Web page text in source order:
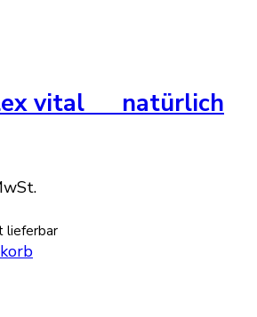
vital natürlich
lieferbar